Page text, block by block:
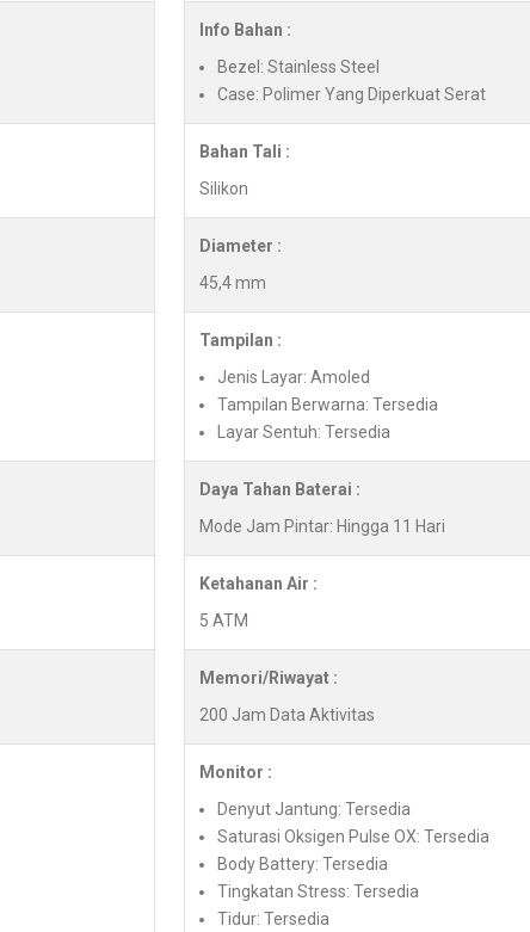
Info Bahan :
Bezel: Stainless Steel
Case: Polimer Yang Diperkuat Serat
Bahan Tali :
Silikon
Diameter :
45,4 mm
Tampilan :
Jenis Layar: Amoled
Tampilan Berwarna: Tersedia
Layar Sentuh: Tersedia
Daya Tahan Baterai :
Mode Jam Pintar: Hingga 11 Hari
Ketahanan Air :
5 ATM
Memori/Riwayat :
200 Jam Data Aktivitas
Monitor :
Denyut Jantung: Tersedia
Saturasi Oksigen Pulse OX: Tersedia
Body Battery: Tersedia
Tingkatan Stress: Tersedia
Tidur: Tersedia